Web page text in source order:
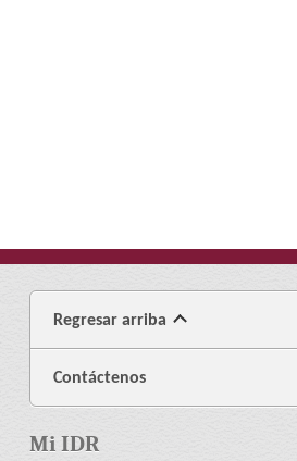
Regresar arriba
Contáctenos
Mi IDR